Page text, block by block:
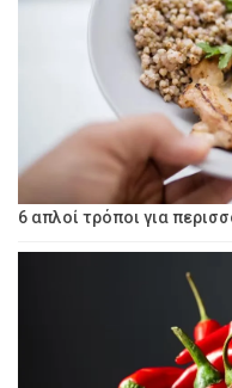
6 απλοί τρόποι για